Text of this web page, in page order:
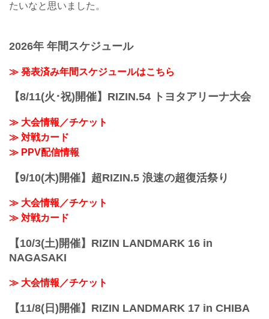
たいなと思いました。
2026年 年間スケジュール
≫ 発表済み年間スケジュールはこちら
【8/11(火･祝)開催】RIZIN.54 トヨタアリーナ大会
≫ 大会情報／チケット
≫ 対戦カード
≫ PPV配信情報
【9/10(木)開催】超RIZIN.5 浪速の超復活祭り
≫ 大会情報／チケット
≫ 対戦カード
【10/3(土)開催】RIZIN LANDMARK 16 in
NAGASAKI
≫ 大会情報／チケット
【11/8(日)開催】RIZIN LANDMARK 17 in CHIBA